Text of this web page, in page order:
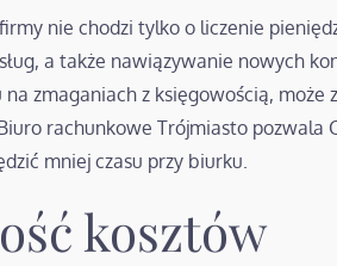
nie chodzi tylko o liczenie
a także nawiązywanie nowych
na zmaganiach z księgowością,
rachunkowe Trójmiasto pozwala
mniej czasu przy biurku.
kosztów